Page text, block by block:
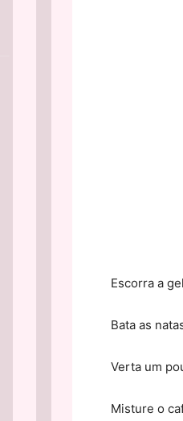
Escorra a
Bata as
Verta um
Misture o